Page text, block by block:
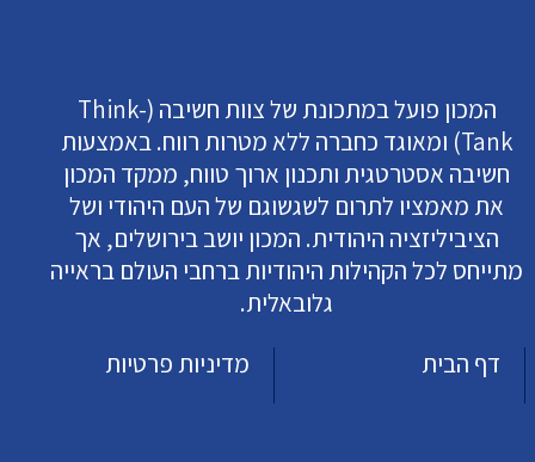
המכון פועל במתכונת של צוות חשיבה (Think-
Tank) ומאוגד כחברה ללא מטרות רווח. באמצעות
חשיבה אסטרטגית ותכנון ארוך טווח, ממקד המכון
את מאמציו לתרום לשגשוגם של העם היהודי ושל
הציביליזציה היהודית. המכון יושב בירושלים, אך
מתייחס לכל הקהילות היהודיות ברחבי העולם בראייה
גלובאלית.
דף הבית
מדיניות פרטיות